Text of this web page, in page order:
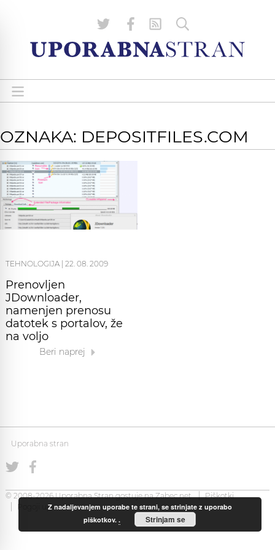
OZNAKA: DEPOSITFILES.COM
TEHNOLOGIJA 22. 08. 2009
Prenovljen
JDownloader,
namenjen prenosu
datotek s portalov, že
na voljo
Beri naprej
Uporabna stran
© 2008-2026 Uporabna Stran gostuje naZabec.net
Piškotki
Pogoji uporabeZ nadaljevanjem uporabe te strani, se strinjate z uporabo
piškotkov.. Strinjam se